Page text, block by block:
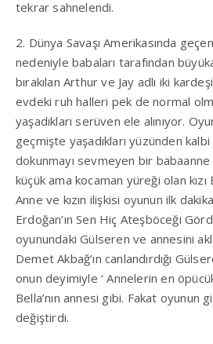
tekrar sahnelendi.
2. Dünya Savaşı Amerikasında
nedeniyle babaları tarafından
bırakılan Arthur ve Jay adlı iki
evdeki ruh halleri pek de normal
yaşadıkları serüven ele alınıyor.
geçmişte yaşadıkları yüzünden
dokunmayı sevmeyen bir babaanne
küçük ama kocaman yüreği olan kızı
Anne ve kızın ilişkisi oyunun ilk
Erdoğan’ın Sen Hiç Ateşböceği
oyunundaki Gülseren ve annesini
Demet Akbağ’ın canlandırdığı
onun deyimiyle ‘ Annelerin en
Bella’nın annesi gibi. Fakat oyunun
değiştirdi.